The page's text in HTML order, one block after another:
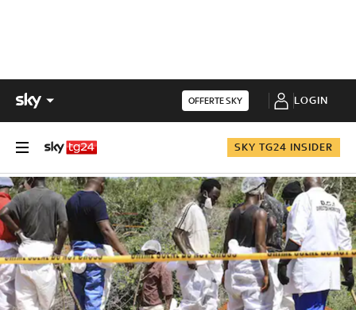
OFFERTE SKY LOGIN
SKY TG24 INSIDER